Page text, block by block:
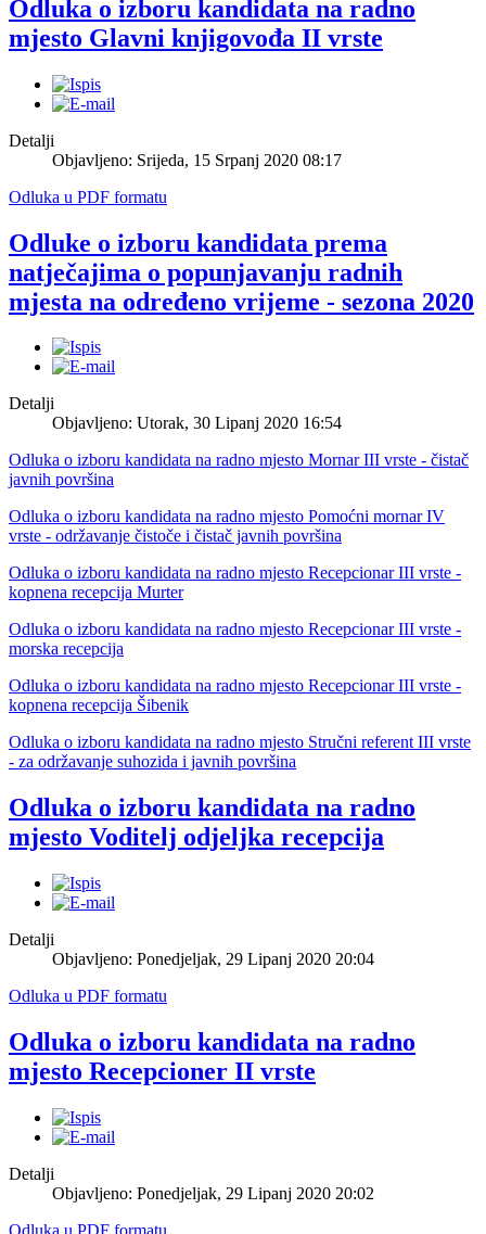
Odluka o izboru kandidata na radno
mjesto Glavni knjigovođa II vrste
Detalji
Objavljeno: Srijeda, 15 Srpanj 2020 08:17
Odluka u PDF formatu
Odluke o izboru kandidata prema
natječajima o popunjavanju radnih
mjesta na određeno vrijeme - sezona 2020
Detalji
Objavljeno: Utorak, 30 Lipanj 2020 16:54
Odluka o izboru kandidata na radno mjesto Mornar III vrste - čistač
javnih površina
Odluka o izboru kandidata na radno mjesto Pomoćni mornar IV
vrste - održavanje čistoče i čistač javnih površina
Odluka o izboru kandidata na radno mjesto Recepcionar III vrste -
kopnena recepcija Murter
Odluka o izboru kandidata na radno mjesto Recepcionar III vrste -
morska recepcija
Odluka o izboru kandidata na radno mjesto Recepcionar III vrste -
kopnena recepcija Šibenik
Odluka o izboru kandidata na radno mjesto Stručni referent III vrste
- za održavanje suhozida i javnih površina
Odluka o izboru kandidata na radno
mjesto Voditelj odjeljka recepcija
Detalji
Objavljeno: Ponedjeljak, 29 Lipanj 2020 20:04
Odluka u PDF formatu
Odluka o izboru kandidata na radno
mjesto Recepcioner II vrste
Detalji
Objavljeno: Ponedjeljak, 29 Lipanj 2020 20:02
Odluka u PDF formatu